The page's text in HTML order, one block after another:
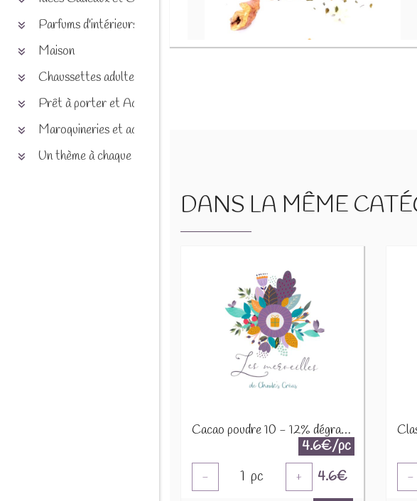
Parfums d'intérieurs
Maison
Chaussettes adultes et enfants
Prêt à porter et Accessoires
Maroquineries et accessoires
Un thème à chaque saison
DANS LA MÊME
Cacao poudre 10 - 12% dégraissé torréfié 100g
4.6€/pc
- 1 pc + 4.6€ -